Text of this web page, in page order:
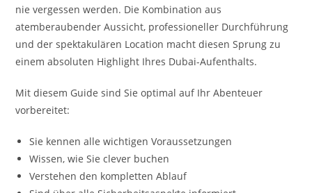
nie vergessen werden. Die Kombination aus
atemberaubender Aussicht, professioneller Durchführung
und der spektakulären Location macht diesen Sprung zu
einem absoluten Highlight Ihres Dubai-Aufenthalts.
Mit diesem Guide sind Sie optimal auf Ihr Abenteuer
vorbereitet:
Sie kennen alle wichtigen Voraussetzungen
Wissen, wie Sie clever buchen
Verstehen den kompletten Ablauf